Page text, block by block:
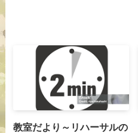
教室だより～リハーサルの